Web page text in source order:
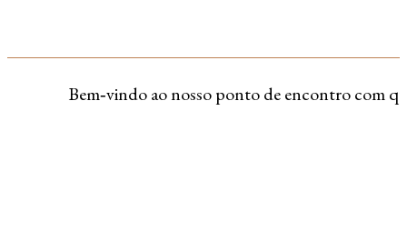
Bem‑vindo ao nosso ponto de encontro com